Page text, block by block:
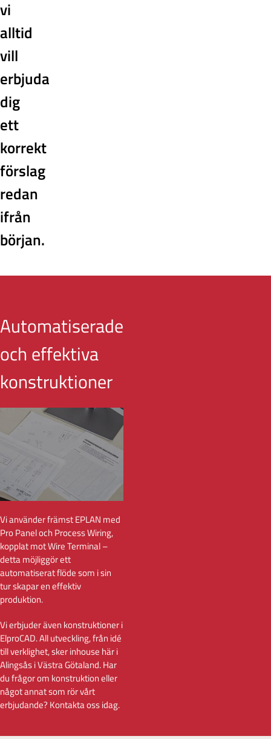
vi
alltid
vill
erbjuda
dig
ett
korrekt
förslag
redan
ifrån
början.
Automatiserade
och effektiva
konstruktioner
Vi använder främst EPLAN med
Pro Panel och Process Wiring,
kopplat mot Wire Terminal –
detta möjliggör ett
automatiserat flöde som i sin
tur skapar en effektiv
produktion.
Vi erbjuder även konstruktioner i
ElproCAD. All utveckling, från idé
till verklighet, sker inhouse här i
Alingsås i Västra Götaland. Har
du frågor om konstruktion eller
något annat som rör vårt
erbjudande? Kontakta oss idag.